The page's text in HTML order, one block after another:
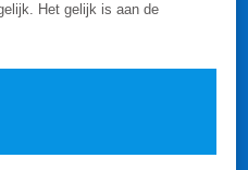
Het gelijk is aan de